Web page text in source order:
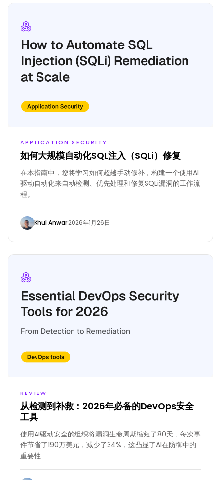
APPLICATION SECURITY
如何大规模自动化SQL注入（SQLi）修复
在本指南中，您将学习如何超越手动修补，构建一个使用AI
驱动自动化来自动检测、优先处理和修复SQLi漏洞的工作流
程。
Khul Anwar·2026年1月26日
REVIEW
从检测到补救：2026年必备的DevOps安全
工具
使用AI驱动安全的组织将漏洞生命周期缩短了80天，每次事
件节省了190万美元，减少了34%，这凸显了AI在防御中的
重要性